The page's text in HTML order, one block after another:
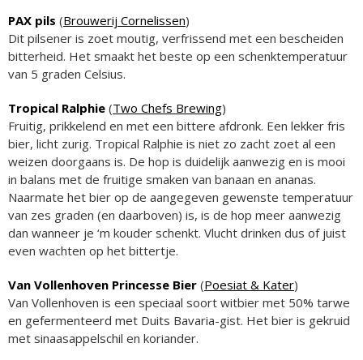
PAX pils (Brouwerij Cornelissen)
Dit pilsener is zoet moutig, verfrissend met een bescheiden
bitterheid. Het smaakt het beste op een schenktemperatuur
van 5 graden Celsius.
Tropical Ralphie (Two Chefs Brewing)
Fruitig, prikkelend en met een bittere afdronk. Een lekker fris
bier, licht zurig. Tropical Ralphie is niet zo zacht zoet al een
weizen doorgaans is. De hop is duidelijk aanwezig en is mooi
in balans met de fruitige smaken van banaan en ananas.
Naarmate het bier op de aangegeven gewenste temperatuur
van zes graden (en daarboven) is, is de hop meer aanwezig
dan wanneer je ‘m kouder schenkt. Vlucht drinken dus of juist
even wachten op het bittertje.
Van Vollenhoven Princesse Bier (Poesiat & Kater)
Van Vollenhoven is een speciaal soort witbier met 50% tarwe
en gefermenteerd met Duits Bavaria-gist. Het bier is gekruid
met sinaasappelschil en koriander.